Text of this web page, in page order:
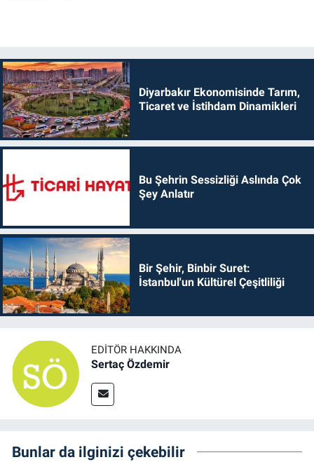
Diyarbakır Ekonomisinde Tarım,
Ticaret ve İstihdam Dinamikleri
Bu Şehrin Sessizliği Aslında Çok
Şey Anlatır
Bir Şehir, Binbir Suret:
İstanbul'un Kültürel Çeşitliliği
EDITÖR HAKKINDA
Sertaç Özdemir
Bunlar da ilginizi çekebilir